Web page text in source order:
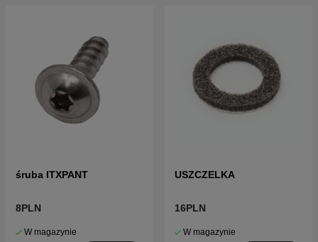
śruba ITXPANT
8PLN
W magazynie
USZCZELKA
16PLN
W magazynie